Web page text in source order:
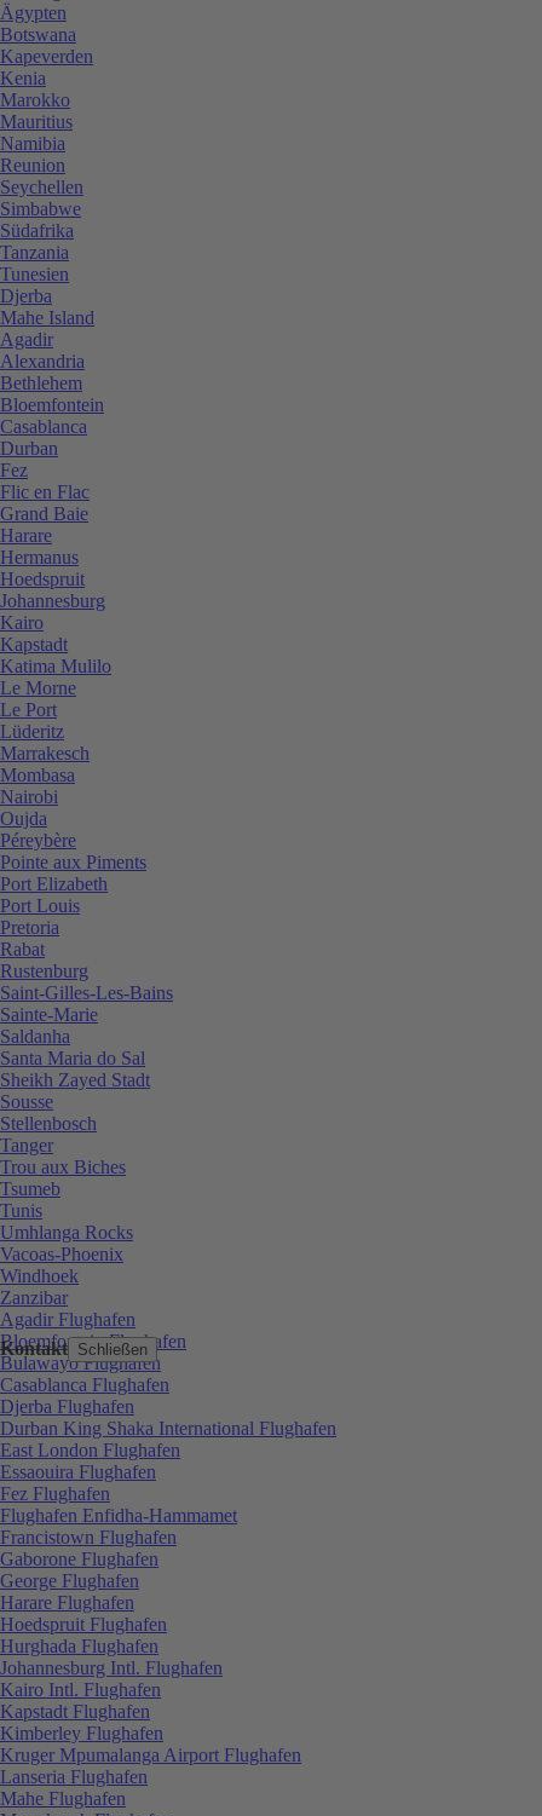
Kontakt Schließen
Ägypten
Botswana
Kapeverden
Kenia
Marokko
Mauritius
Namibia
Reunion
Seychellen
Simbabwe
Südafrika
Tanzania
Tunesien
Djerba
Mahe Island
Agadir
Alexandria
Bethlehem
Bloemfontein
Casablanca
Durban
Fez
Flic en Flac
Grand Baie
Harare
Hermanus
Hoedspruit
Johannesburg
Kairo
Kapstadt
Katima Mulilo
Le Morne
Le Port
Lüderitz
Marrakesch
Mombasa
Nairobi
Oujda
Péreybère
Pointe aux Piments
Port Elizabeth
Port Louis
Pretoria
Rabat
Rustenburg
Saint-Gilles-Les-Bains
Sainte-Marie
Saldanha
Santa Maria do Sal
Sheikh Zayed Stadt
Sousse
Stellenbosch
Tanger
Trou aux Biches
Tsumeb
Tunis
Umhlanga Rocks
Vacoas-Phoenix
Windhoek
Zanzibar
Agadir Flughafen
Bloemfontein Flughafen
Bulawayo Flughafen
Casablanca Flughafen
Djerba Flughafen
Durban King Shaka International Flughafen
East London Flughafen
Essaouira Flughafen
Fez Flughafen
Flughafen Enfidha-Hammamet
Francistown Flughafen
Gaborone Flughafen
George Flughafen
Harare Flughafen
Hoedspruit Flughafen
Hurghada Flughafen
Johannesburg Intl. Flughafen
Kairo Intl. Flughafen
Kapstadt Flughafen
Kimberley Flughafen
Kruger Mpumalanga Airport Flughafen
Lanseria Flughafen
Mahe Flughafen